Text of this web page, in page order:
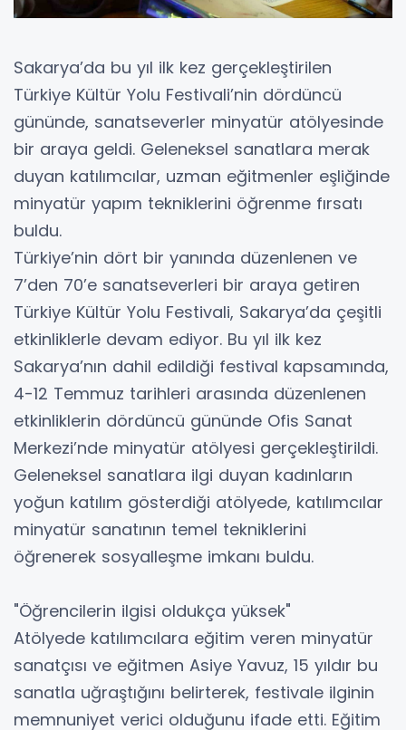
Sakarya’da bu yıl ilk kez gerçekleştirilen
Türkiye Kültür Yolu Festivali’nin dördüncü
gününde, sanatseverler minyatür atölyesinde
bir araya geldi. Geleneksel sanatlara merak
duyan katılımcılar, uzman eğitmenler eşliğinde
minyatür yapım tekniklerini öğrenme fırsatı
buldu.
Türkiye’nin dört bir yanında düzenlenen ve
7’den 70’e sanatseverleri bir araya getiren
Türkiye Kültür Yolu Festivali, Sakarya’da çeşitli
etkinliklerle devam ediyor. Bu yıl ilk kez
Sakarya’nın dahil edildiği festival kapsamında,
4-12 Temmuz tarihleri arasında düzenlenen
etkinliklerin dördüncü gününde Ofis Sanat
Merkezi’nde minyatür atölyesi gerçekleştirildi.
Geleneksel sanatlara ilgi duyan kadınların
yoğun katılım gösterdiği atölyede, katılımcılar
minyatür sanatının temel tekniklerini
öğrenerek sosyalleşme imkanı buldu.
"Öğrencilerin ilgisi oldukça yüksek"
Atölyede katılımcılara eğitim veren minyatür
sanatçısı ve eğitmen Asiye Yavuz, 15 yıldır bu
sanatla uğraştığını belirterek, festivale ilginin
memnuniyet verici olduğunu ifade etti. Eğitim